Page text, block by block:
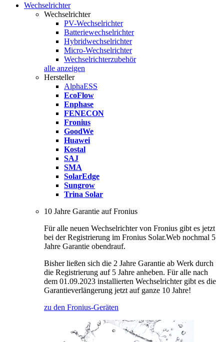
Wechselrichter
Wechselrichter
PV-Wechselrichter
Batteriewechselrichter
Hybridwechselrichter
Micro-Wechselrichter
Wechselrichterzubehör
alle anzeigen
Hersteller
AlphaESS
EcoFlow
Enphase
FENECON
Fronius
GoodWe
Huawei
Kostal
SAJ
SMA
SolarEdge
Sungrow
Trina Solar
10 Jahre Garantie auf Fronius
Für alle neuen Wechselrichter von Fronius gibt es jetzt
bei der Registrierung im Fronius Solar.Web nochmal 5
Jahre Garantie obendrauf.
Bisher ließen sich die 2 Jahre Garantie ab Werk durch
die Registrierung auf 5 Jahre anheben. Für alle nach
dem 01.09.2023 installierten Wechselrichter gibt es die
Garantieverlängerung jetzt auf ganze 10 Jahre!
zu den Fronius-Geräten